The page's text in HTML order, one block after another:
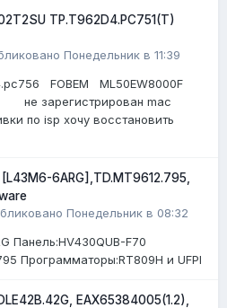
TP.T962D4.PC751(T)
Понедельник в 11:39
FOBEM ML50EW8000F
не зарегистрирован mac
по isp хочу восстановить
6ARG],TD.MT9612.795,
Понедельник в 08:32
Панель:HV430QUB-F70
Программаторы:RT809H и UFPI
EAX65384005(1.2),